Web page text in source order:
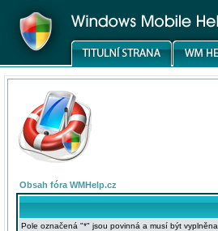
Obsah fóra WMHelp.cz
Pole označená "*" jsou povinná a musí být vyplněna